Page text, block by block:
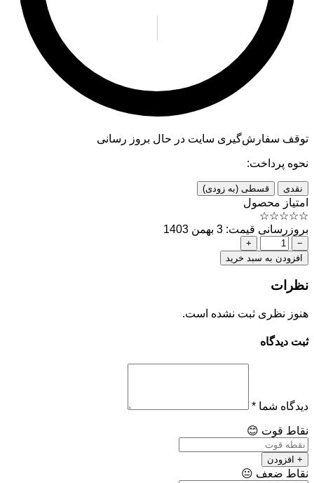
توقف سفارش‌گیری سایت در حال بروز رسانی
نحوه پرداخت:
نقدی قسطی (به زودی)
امتیاز محصول
☆
☆
☆
☆
☆
بروزرسانی قیمت: 3 بهمن 1403
−
+
افزودن به سبد خرید
نظرات
هنوز نظری ثبت نشده است.
ثبت دیدگاه
دیدگاه شما *
نقاط قوت 😊
+ افزودن
نقاط ضعف 😐